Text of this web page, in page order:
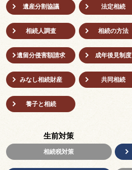
遺産分割協議 法定相続
相続人調査 相続の方法
遺留分侵害額請求 成年後⾒制度
みなし相続財産 共同相続
養子と相続
生前対策
相続税対策